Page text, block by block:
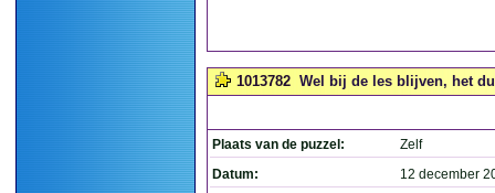
1013782 Wel bij de les blijven, het
Plaats van de puzzel:
Zelf
Datum:
12 december